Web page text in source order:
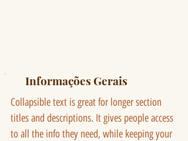
Informações Gerais
Collapsible text is great for longer section
titles and descriptions. It gives people access
to all the info they need, while keeping your